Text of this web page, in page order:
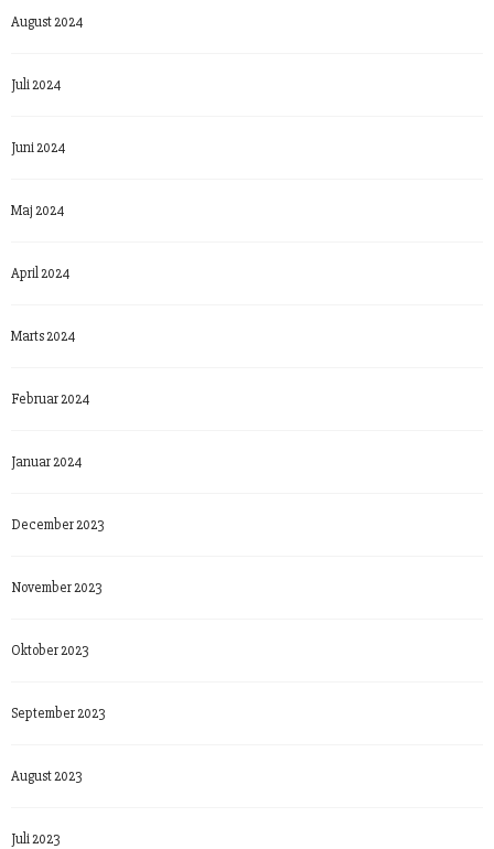
August 2024
Juli 2024
Juni 2024
Maj 2024
April 2024
Marts 2024
Februar 2024
Januar 2024
December 2023
November 2023
Oktober 2023
September 2023
August 2023
Juli 2023